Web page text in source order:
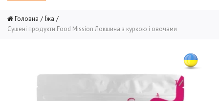
Головна
Їжа
Сушені продукти Food Mission Локшина з куркою і овочами